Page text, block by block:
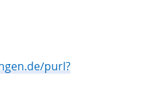
purl?